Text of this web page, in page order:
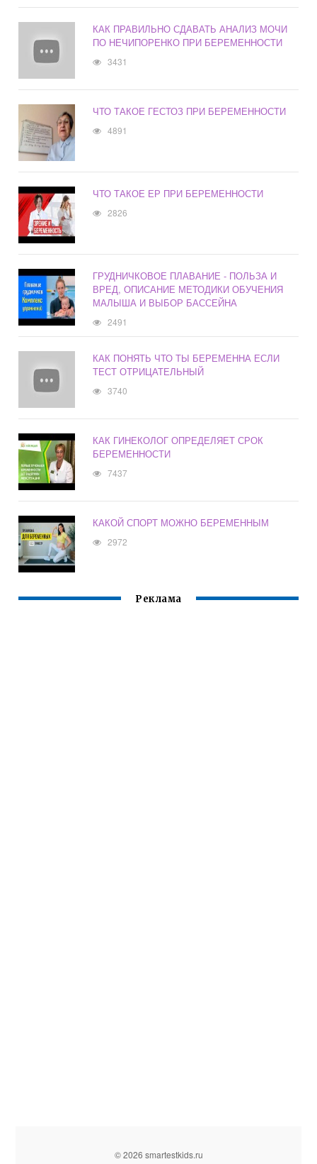
КАК ПРАВИЛЬНО СДАВАТЬ АНАЛИЗ МОЧИ
ПО НЕЧИПОРЕНКО ПРИ БЕРЕМЕННОСТИ
3431
ЧТО ТАКОЕ ГЕСТОЗ ПРИ БЕРЕМЕННОСТИ
4891
ЧТО ТАКОЕ ЕР ПРИ БЕРЕМЕННОСТИ
2826
ГРУДНИЧКОВОЕ ПЛАВАНИЕ - ПОЛЬЗА И
ВРЕД, ОПИСАНИЕ МЕТОДИКИ ОБУЧЕНИЯ
МАЛЫША И ВЫБОР БАССЕЙНА
2491
КАК ПОНЯТЬ ЧТО ТЫ БЕРЕМЕННА ЕСЛИ
ТЕСТ ОТРИЦАТЕЛЬНЫЙ
3740
КАК ГИНЕКОЛОГ ОПРЕДЕЛЯЕТ СРОК
БЕРЕМЕННОСТИ
7437
КАКОЙ СПОРТ МОЖНО БЕРЕМЕННЫМ
2972
Реклама
© 2026 smartestkids.ru